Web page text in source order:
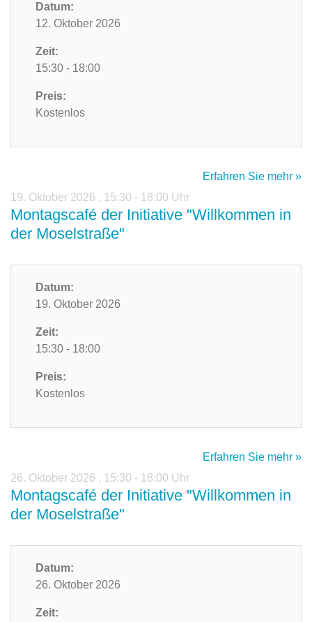
Datum:
12. Oktober 2026
Zeit:
15:30 - 18:00
Preis:
Kostenlos
Erfahren Sie mehr »
19. Oktober 2026 , 15:30 - 18:00 Uhr
Montagscafé der Initiative "Willkommen in
der Moselstraße"
Datum:
19. Oktober 2026
Zeit:
15:30 - 18:00
Preis:
Kostenlos
Erfahren Sie mehr »
26. Oktober 2026 , 15:30 - 18:00 Uhr
Montagscafé der Initiative "Willkommen in
der Moselstraße"
Datum:
26. Oktober 2026
Zeit: